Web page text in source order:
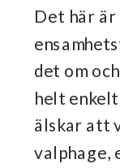
Det här är
det om
helt enkelt
älskar att
valphage,